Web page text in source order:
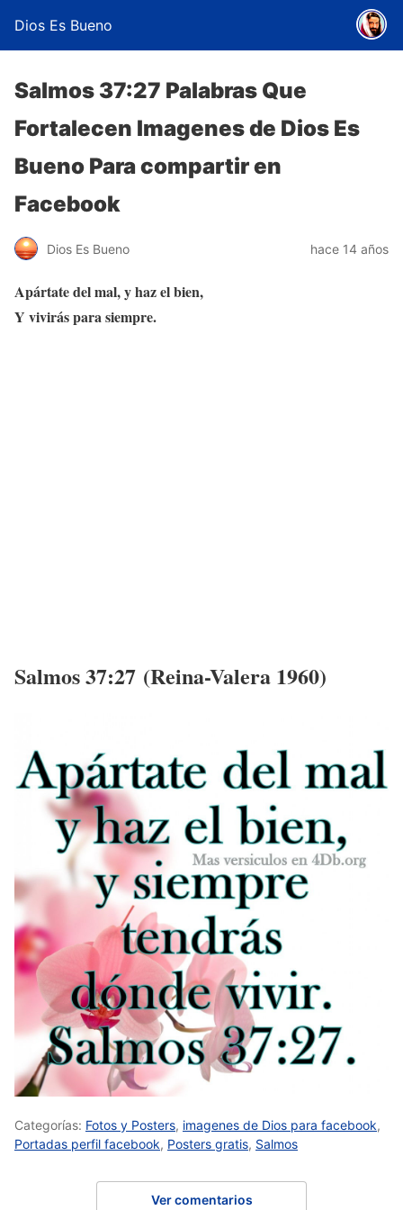
Dios Es Bueno
Salmos 37:27 Palabras Que
Fortalecen Imagenes de Dios Es
Bueno Para compartir en
Facebook
Dios Es Bueno hace 14 años
Apártate del mal, y haz el bien,
Y vivirás para siempre.
Salmos 37:27 (Reina-Valera 1960)
Categorías: Fotos y Posters, imagenes de Dios para facebook,
Portadas perfil facebook, Posters gratis, Salmos
Ver comentarios